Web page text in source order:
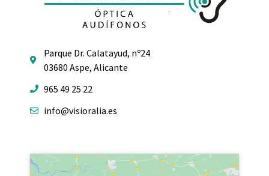
Parque Dr. Calatayud, nº24
03680 Aspe, Alicante
965 49 25 22
info@visioralia.es